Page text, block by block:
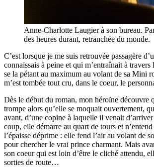
Anne-Charlotte Laugier à son bureau.
des heures durant, retranchée du monde.
C’est lorsque je me suis retrouvée passagère
connaissais à peine et qui m’entraînait à
se la pétant au maximum au volant de sa Mini
m’est tombée tout cru, dans le coeur, le
Dès le début du roman, mon héroïne découvre
trompe alors qu’elle se moquait ouvertement,
avant, d’une copine à laquelle il venait
coup, elle démarre au quart de tours et
l’épaisse déprime : elle fend l’air au volant de
pour chercher le vrai prince charmant. Mais
son coeur qui est loin d’être le cliché attendu,
sorties de route…